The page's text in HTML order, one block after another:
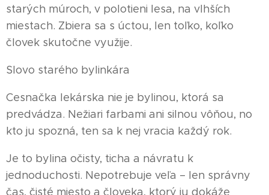
starých múroch, v polotieni lesa, na vlhších
miestach. Zbiera sa s úctou, len toľko, koľko
človek skutočne využije.
Slovo starého bylinkára
Cesnačka lekárska nie je bylinou, ktorá sa
predvádza. Nežiari farbami ani silnou vôňou, no
kto ju spozná, ten sa k nej vracia každý rok.
Je to bylina očisty, ticha a návratu k
jednoduchosti. Nepotrebuje veľa – len správny
čas, čisté miesto a človeka, ktorý ju dokáže